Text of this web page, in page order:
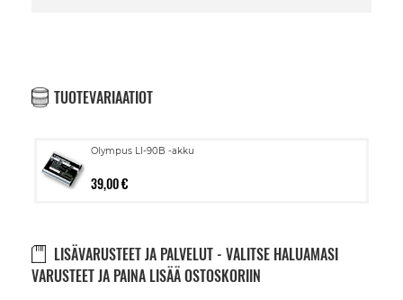
TUOTEVARIAATIOT
Olympus LI-90B -akku
39,00 €
LISÄVARUSTEET JA PALVELUT - VALITSE HALUAMASI
VARUSTEET JA PAINA LISÄÄ OSTOSKORIIN